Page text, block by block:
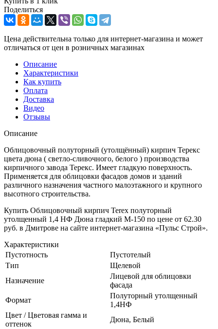
Поделиться
Цена действительна только для интернет-магазина и может
отличаться от цен в розничных магазинах
Описание
Характеристики
Как купить
Оплата
Доставка
Видео
Отзывы
Описание
Облицовочный полуторный (утолщённый) кирпич Терекс
цвета дюна ( светло-сливочного, белого ) производства
кирпичного завода Терекс. Имеет гладкую поверхность.
Применяется для облицовки фасадов домов и зданий
различного назначения частного малоэтажного и крупного
высотного строительства.
Купить Облицовочный кирпич Terex полуторный
утолщенный 1,4 НФ Дюна гладкий М-150 по цене от 62.30
руб. в Дмитрове на сайте интернет-магазина «Пульс Строй».
Характеристики
Пустотность
Пустотелый
Тип
Щелевой
Назначение
Лицевой для облицовки
фасада
Формат
Полуторный утолщенный
1,4НФ
Цвет / Цветовая гамма и
оттенок
Дюна, Белый